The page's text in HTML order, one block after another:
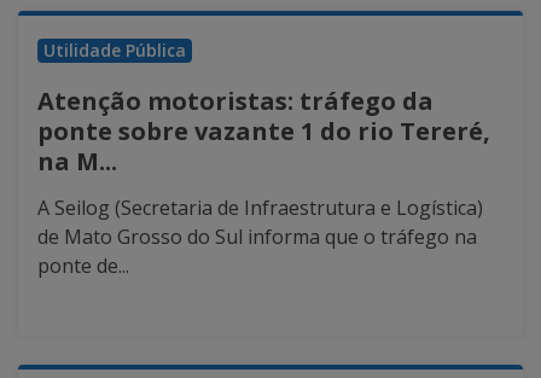
Utilidade Pública
Atenção motoristas: tráfego da
ponte sobre vazante 1 do rio Tereré,
na M...
A Seilog (Secretaria de Infraestrutura e Logística)
de Mato Grosso do Sul informa que o tráfego na
ponte de...